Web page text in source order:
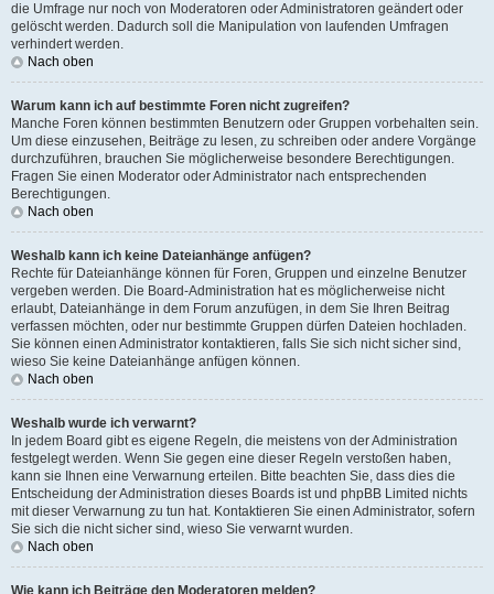
die Umfrage nur noch von Moderatoren oder Administratoren geändert oder
gelöscht werden. Dadurch soll die Manipulation von laufenden Umfragen
verhindert werden.
Nach oben
Warum kann ich auf bestimmte Foren nicht zugreifen?
Manche Foren können bestimmten Benutzern oder Gruppen vorbehalten sein.
Um diese einzusehen, Beiträge zu lesen, zu schreiben oder andere Vorgänge
durchzuführen, brauchen Sie möglicherweise besondere Berechtigungen.
Fragen Sie einen Moderator oder Administrator nach entsprechenden
Berechtigungen.
Nach oben
Weshalb kann ich keine Dateianhänge anfügen?
Rechte für Dateianhänge können für Foren, Gruppen und einzelne Benutzer
vergeben werden. Die Board-Administration hat es möglicherweise nicht
erlaubt, Dateianhänge in dem Forum anzufügen, in dem Sie Ihren Beitrag
verfassen möchten, oder nur bestimmte Gruppen dürfen Dateien hochladen.
Sie können einen Administrator kontaktieren, falls Sie sich nicht sicher sind,
wieso Sie keine Dateianhänge anfügen können.
Nach oben
Weshalb wurde ich verwarnt?
In jedem Board gibt es eigene Regeln, die meistens von der Administration
festgelegt werden. Wenn Sie gegen eine dieser Regeln verstoßen haben,
kann sie Ihnen eine Verwarnung erteilen. Bitte beachten Sie, dass dies die
Entscheidung der Administration dieses Boards ist und phpBB Limited nichts
mit dieser Verwarnung zu tun hat. Kontaktieren Sie einen Administrator, sofern
Sie sich die nicht sicher sind, wieso Sie verwarnt wurden.
Nach oben
Wie kann ich Beiträge den Moderatoren melden?